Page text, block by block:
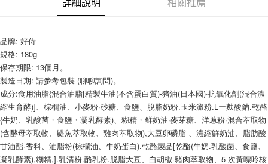
３．安心：先確認商品／服務後，再付款。
【「AFTEE先享後付」結帳流程】
結帳頁面，進行簡訊認證並確認金額後，即可完成結帳。
２．訂單成立數日內，您將收到繳費通知簡訊。
３．收到繳費通知簡訊後14天內，點擊此簡訊中的連結，可透過四大超商／
ATM／網路銀行／等多元方式進行付款，方視為交易完成。
※ 請注意：結帳手續完成當下不需立刻繳費，但若您需要取消訂單，請聯絡
購買商品的店家。未經商家同意取消之訂單仍視為有效，需透過AFTEE先享
後付繳納相關費用。
※ 交易是否成功請以「AFTEE先享後付 」之結帳頁面顯示為準，若有關於
全家取貨付款-重量限制含紙箱10kg，請控制商品重量在9~9.5
kg
每筆NT$90，滿NT$990(含以上)免運費
付款後全家取貨-重量限制含紙箱10kg，請控制商品重量在9~
9.5kg
每筆NT$90，滿NT$990(含以上)免運費
7-11取貨付款-重量限制含紙箱10kg，請控制商品重量在9~9.5
詳細說明 相關推薦
品牌: 好侍
規格: 180g
保存期限: 13個月。
製造日期: 請參考包裝 (聊聊詢問)。
成分:食用油脂{混合油脂[精製牛油(不含蛋白質)-猪油(日本國)·抗氧化劑(混合濃
縮生育酵)]、棕櫚油、小麥粉·砂糖、食鹽、脫脂奶粉.玉米澱粉.Lー麩酸鈉.乾酪
{牛奶、乳酸菌・食鹽・凝乳酵素)、糊精・鲜奶油·麥芽糖、洋蔥粉·混合萃取物
(含酵母萃取物、鯷魚萃取物、雞肉萃取物),大豆卵磷脂 、濃縮鮮奶油、脂肪酸
甘油酯·香料、油脂粉(棕欄油、牛奶蛋白).乾酪製品[乾酪(牛奶.乳酸菌、食鹽、
凝乳酵素),糊精,].乳清粉.酪乳粉.脱脂大豆、白胡椒·豬肉萃取物、5-次黃嘌呤核